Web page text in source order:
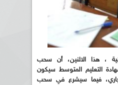
، هذا الاثنين، أن سحب
التعليم المتوسط سيكون
الجاري، فيما سيشرع في سحب